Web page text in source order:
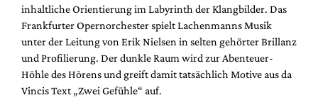
inhaltliche Orientierung im Labyrinth der Klangbilder. Das
Frankfurter Opernorchester spielt Lachenmanns Musik
unter der Leitung von Erik Nielsen in selten gehörter Brillanz
und Profilierung. Der dunkle Raum wird zur Abenteuer-
Höhle des Hörens und greift damit tatsächlich Motive aus da
Vincis Text „Zwei Gefühle“ auf.